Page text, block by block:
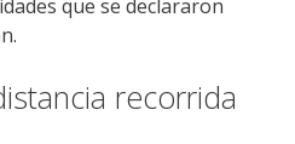
que se declararon
recorrida